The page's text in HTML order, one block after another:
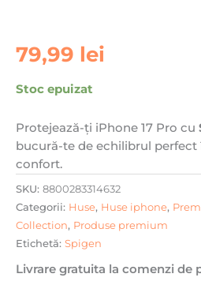
79,99 lei
Stoc epuizat
Protejează-ți iPhone 17 Pro cu
bucură-te de echilibrul perfect
confort.
SKU: 8800283314632
Categorii: Huse, Huse iphone,
Collection, Produse premium
Etichetă: Spigen
Livrare gratuita la comenzi de